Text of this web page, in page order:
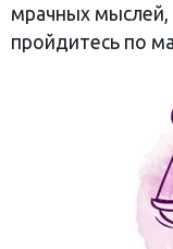
мрачных мыслей,
пройдитесь по